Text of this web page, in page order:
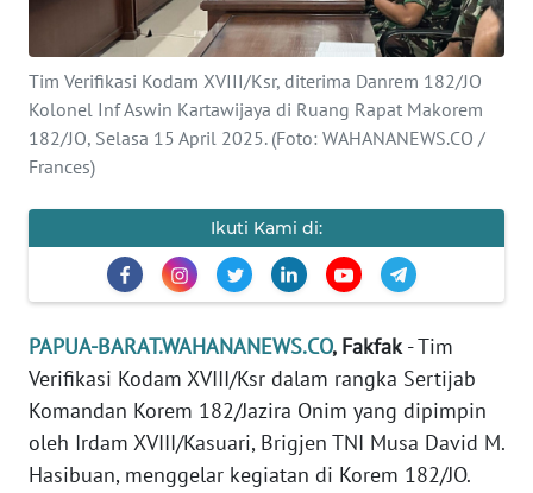
Tim Verifikasi Kodam XVIII/Ksr, diterima Danrem 182/JO
Kolonel Inf Aswin Kartawijaya di Ruang Rapat Makorem
182/JO, Selasa 15 April 2025. (Foto: WAHANANEWS.CO /
Frances)
Ikuti Kami di:
PAPUA-BARAT.WAHANANEWS.CO, Fakfak- Tim
Verifikasi Kodam XVIII/Ksr dalam rangka Sertijab
Komandan Korem 182/Jazira Onim yang dipimpin
oleh Irdam XVIII/Kasuari, Brigjen TNI Musa David M.
Hasibuan, menggelar kegiatan di Korem 182/JO.
INFO
IKLAN
PEDOMAN
MEDIA
SIBER
REDAKSI
KARIR